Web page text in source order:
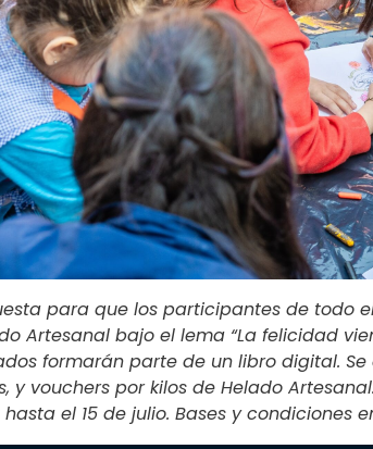
para que los participantes de todo
Artesanal bajo el lema “La felicidad
formarán parte de un libro digital.
y vouchers por kilos de Helado
el 15 de julio. Bases y condiciones